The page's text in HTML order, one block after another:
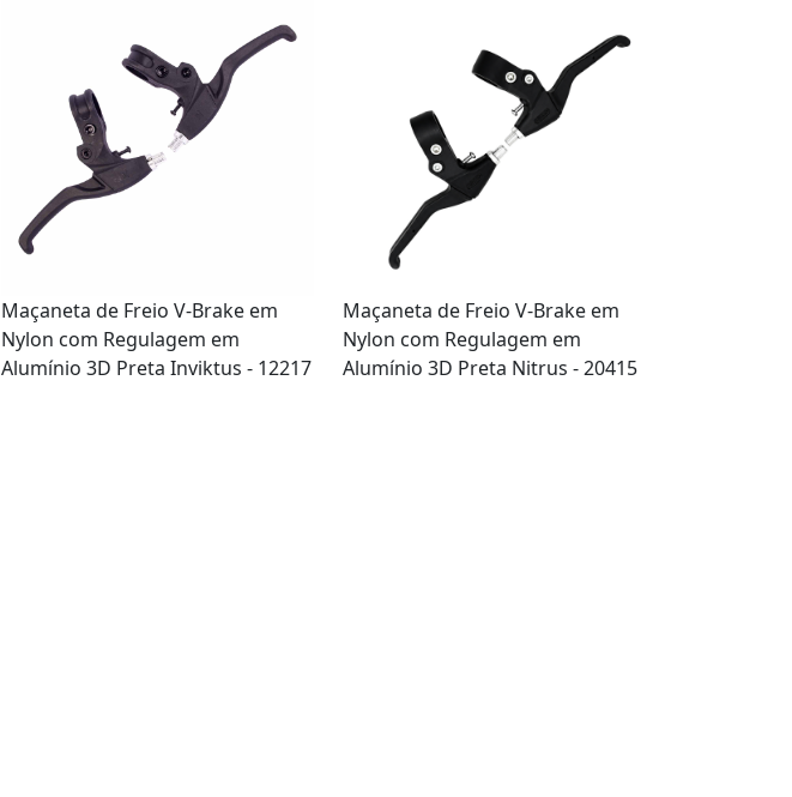
Maçaneta de Freio V-Brake em
Nylon com Regulagem em
Alumínio 3D Preta Inviktus - 12217
Maçaneta de Freio V-Brake em
Nylon com Regulagem em
Alumínio 3D Preta Nitrus - 20415